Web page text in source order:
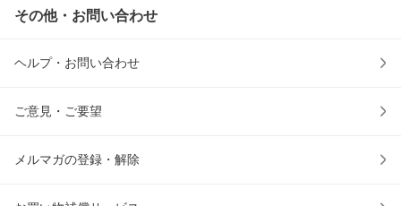
その他・お問い合わせ
ヘルプ・お問い合わせ
ご意見・ご要望
メルマガの登録・解除